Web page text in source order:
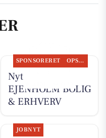
SPONSORERET OPSLAGSTAVLEN
Nyt fra
EJENHOLM BOLIG
& ERHVERV
JOBNYT